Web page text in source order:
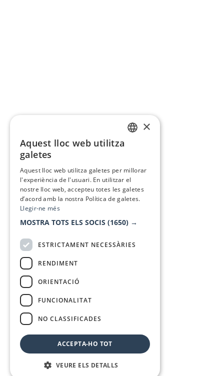
×
Aquest lloc web utilitza
galetes
Aquest lloc web utilitza galetes per millorar
l'experiència de l'usuari. En utilitzar el
nostre lloc web, accepteu totes les galetes
d’acord amb la nostra Política de galetes.
Llegir-ne més
MOSTRA TOTS ELS SOCIS (1650) →
ESTRICTAMENT NECESSÀRIES
RENDIMENT
ORIENTACIÓ
FUNCIONALITAT
NO CLASSIFICADES
ACCEPTA-HO TOT
VEURE ELS DETALLS